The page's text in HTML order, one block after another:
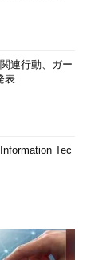
連行動、ガー
表
Tec